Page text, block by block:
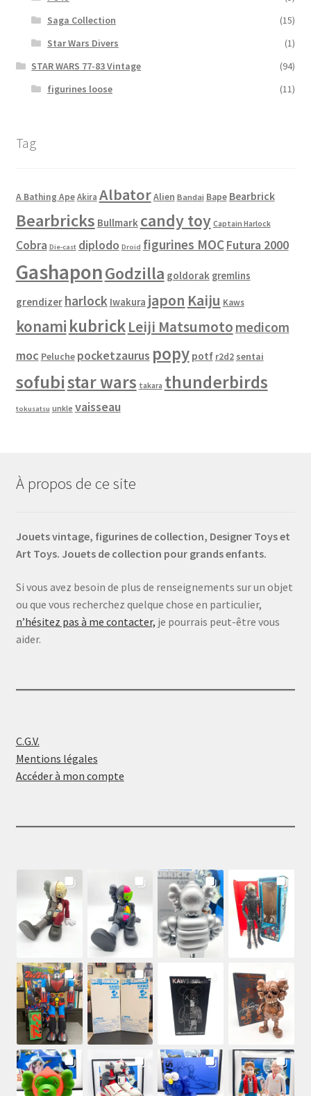
Saga Collection
(15)
Star Wars Divers
(1)
STAR WARS 77-83 Vintage
(94)
figurines loose
(11)
Tag
A Bathing Ape Akira AlbatorAlien Bandai Bape Bearbrick
Bearbricks Bullmark candy toy Captain Harlock
Cobra Die-cast diplodo Droid figurines MOCFutura 2000
GashaponGodzilla goldorak gremlins
grendizer harlock Iwakura japon Kaiju Kaws
konami kubrickLeiji Matsumoto medicom
moc Peluche pocketzaurus popy potf r2d2 sentai
sofubistar wars takara thunderbirds
tokusatsu unkle vaisseau
À propos de ce site
Jouets vintage, figurines de collection, Designer Toys et
Art Toys. Jouets de collection pour grands enfants.
Si vous avez besoin de plus de renseignements sur un objet
ou que vous recherchez quelque chose en particulier,
n’hésitez pas à me contacter, je pourrais peut-être vous
aider.
C.G.V.
Mentions légales
Accéder à mon compte